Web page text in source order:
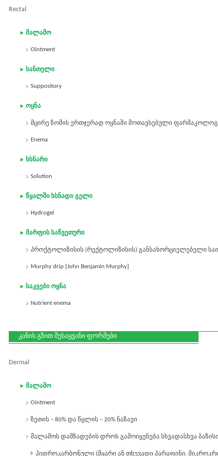
Rectal
მალამო
Ointment
სანთელი
Suppository
ოყნა
მცირე ზომის ერთჯერად ოყნაში მოთავსებული
Enema
ხსნარი
Solution
წყალში ხსნადი გელი
Hydrogel
მარფის საწვეთური
პროქტოლიზისის (რექტოლიზისის) განსახორციელებელი
Murphy drip [John Benjamin Murphy]
საკვები ოყნა
Nutrient enema
კანის გზით შესაყვანი ფორმები
Dermal
მალამო
Ointment
ზეთის – 80% და წყლის – 20% ნაზავი
მალამოს დამზადების დროს გამოიყენება სხვადასხვა
ჰიდროკარბონული (მყარი ან თხევადი პარაფინი,